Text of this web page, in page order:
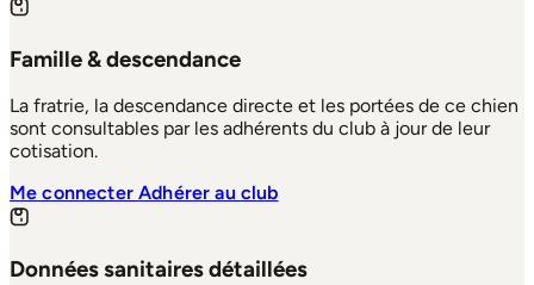
Famille & descendance
La fratrie, la descendance directe et les portées de ce chien
sont consultables par les adhérents du club à jour de leur
cotisation.
Me connecterAdhérer au club
Données sanitaires détaillées